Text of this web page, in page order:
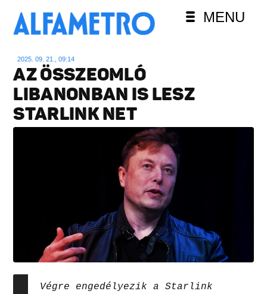
MENU
2025. 09. 21., 09:14
AZ ÖSSZEOMLÓ
LIBANONBAN IS LESZ
STARLINK NET
Végre engedélyezik a Starlink